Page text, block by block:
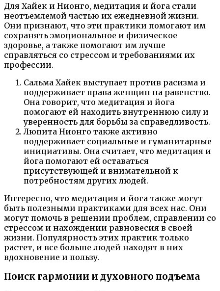
Для Хайек и Нионго, медитация и йога стали
неотъемлемой частью их ежедневной жизни.
Они признают, что эти практики помогают им
сохранять эмоциональное и физическое
здоровье, а также помогают им лучше
справляться со стрессом и требованиями их
профессии.
Сальма Хайек выступает против расизма и
поддерживает права женщин на равенство.
Она говорит, что медитация и йога
помогают ей находить внутреннюю силу и
уверенность для борьбы за справедливость.
Люпита Нионго также активно
поддерживает социальные и гуманитарные
инициативы. Она считает, что медитация и
йога помогают ей оставаться
присутствующей и внимательной к
потребностям других людей.
Интересно, что медитация и йога также могут
быть полезными практиками для всех нас. Они
могут помочь в решении проблем, справлении со
стрессом и нахождении равновесия в своей
жизни. Популярность этих практик только
растет, и все больше людей находят в них
вдохновение и пользу.
Поиск гармонии и духовного подъема